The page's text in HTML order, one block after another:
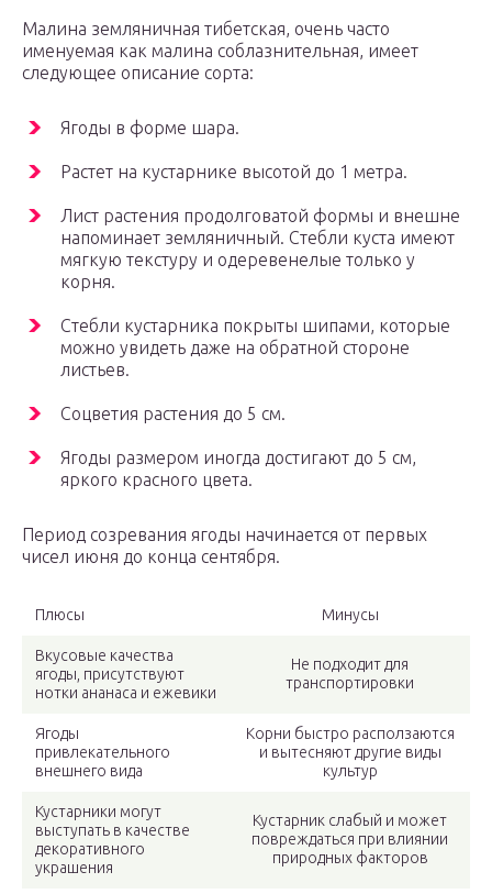
Малина земляничная тибетская, очень часто
именуемая как малина соблазнительная, имеет
следующее описание сорта:
Ягоды в форме шара.
Растет на кустарнике высотой до 1 метра.
Лист растения продолговатой формы и внешне
напоминает земляничный. Стебли куста имеют
мягкую текстуру и одеревенелые только у
корня.
Стебли кустарника покрыты шипами, которые
можно увидеть даже на обратной стороне
листьев.
Соцветия растения до 5 см.
Ягоды размером иногда достигают до 5 см,
яркого красного цвета.
Период созревания ягоды начинается от первых
чисел июня до конца сентября.
Плюсы Минусы
Вкусовые качества
ягоды, присутствуют
нотки ананаса и ежевики
Не подходит для
транспортировки
Ягоды
привлекательного
внешнего вида
Корни быстро расползаются
и вытесняют другие виды
культур
Кустарники могут
выступать в качестве
декоративного
украшения
Кустарник слабый и может
повреждаться при влиянии
природных факторов